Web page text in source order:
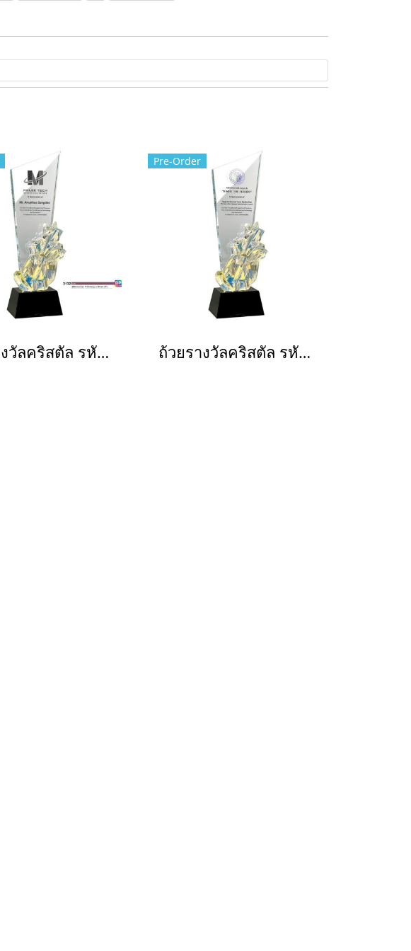
ถ้วยรางวัลคริสตัล รหัส 3132
Pre-Order
ถ้วยรางวัลคริสตัล รหัส 3139